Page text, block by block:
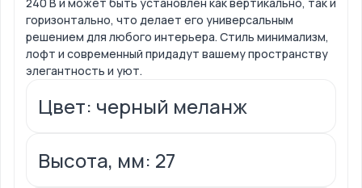
240 В и может быть установлен как вертикально, так и
горизонтально, что делает его универсальным
решением для любого интерьера. Стиль минимализм,
лофт и современный придадут вашему пространству
элегантность и уют.
Цвет: черный меланж
Высота, мм: 27